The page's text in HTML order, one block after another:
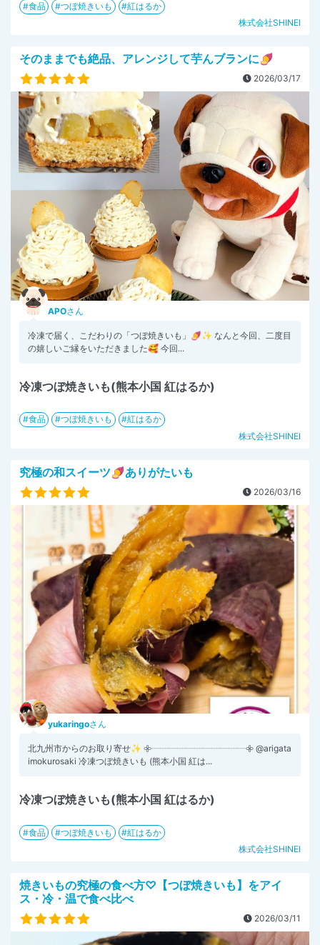
食品 つぼ焼きいも
紅はるか
株式会社SHINEI
そのままでも絶品、アレンジして芋んブランに🍠
2026/03/17
APOさん
冷凍で届く、こだわりの「つぼ焼きいも」🍠✨ なんと今回、二度目
の嬉しいご縁をいただきました🥰 今回...
冷凍つぼ焼きいも(熊本小国 紅はるか)
食品 つぼ焼きいも
紅はるか
株式会社SHINEI
究極の和スイーツ🍠ありがたいも
2026/03/16
yukaringoさん
北九州市からのお取り寄せ✨ 𖧷┈┈┈┈┈┈┈┈┈┈┈𖧷 @arigata
imokurosaki 冷凍つぼ焼きいも (熊本小国 紅は...
冷凍つぼ焼きいも(熊本小国 紅はるか)
食品 つぼ焼きいも
紅はるか
株式会社SHINEI
焼きいもの究極の食べ方♡【つぼ焼きいも】をアイ
ス・冷・温で食べ比べ
2026/03/11